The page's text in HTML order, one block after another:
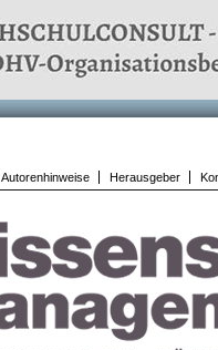
Autorenhinweise Herausgeber